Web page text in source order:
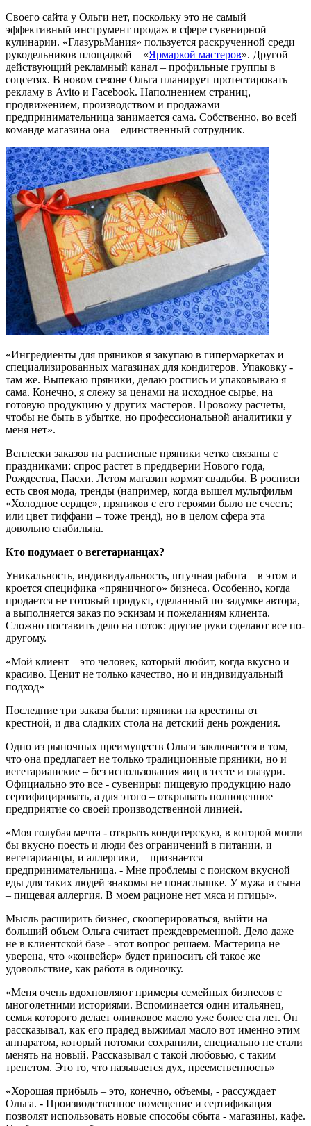
Своего сайта у Ольги нет, поскольку это не самый
эффективный инструмент продаж в сфере сувенирной
кулинарии. «ГлазурьМания» пользуется раскрученной среди
рукодельников площадкой – «Ярмаркой мастеров». Другой
действующий рекламный канал – профильные группы в
соцсетях. В новом сезоне Ольга планирует протестировать
рекламу в Avito и Facebook. Наполнением страниц,
продвижением, производством и продажами
предпринимательница занимается сама. Собственно, во всей
команде магазина она – единственный сотрудник.
«Ингредиенты для пряников я закупаю в гипермаркетах и
специализированных магазинах для кондитеров. Упаковку -
там же. Выпекаю пряники, делаю роспись и упаковываю я
сама. Конечно, я слежу за ценами на исходное сырье, на
готовую продукцию у других мастеров. Провожу расчеты,
чтобы не быть в убытке, но профессиональной аналитики у
меня нет».
Всплески заказов на расписные пряники четко связаны с
праздниками: спрос растет в преддверии Нового года,
Рождества, Пасхи. Летом магазин кормят свадьбы. В росписи
есть своя мода, тренды (например, когда вышел мультфильм
«Холодное сердце», пряников с его героями было не счесть;
или цвет тиффани – тоже тренд), но в целом сфера эта
довольно стабильна.
Кто подумает о вегетарианцах?
Уникальность, индивидуальность, штучная работа – в этом и
кроется специфика «пряничного» бизнеса. Особенно, когда
продается не готовый продукт, сделанный по задумке автора,
а выполняется заказ по эскизам и пожеланиям клиента.
Сложно поставить дело на поток: другие руки сделают все по-
другому.
«Мой клиент – это человек, который любит, когда вкусно и
красиво. Ценит не только качество, но и индивидуальный
подход»
Последние три заказа были: пряники на крестины от
крестной, и два сладких стола на детский день рождения.
Одно из рыночных преимуществ Ольги заключается в том,
что она предлагает не только традиционные пряники, но и
вегетарианские – без использования яиц в тесте и глазури.
Официально это все - сувениры: пищевую продукцию надо
сертифицировать, а для этого – открывать полноценное
предприятие со своей производственной линией.
«Моя голубая мечта - открыть кондитерскую, в которой могли
бы вкусно поесть и люди без ограничений в питании, и
вегетарианцы, и аллергики, – признается
предпринимательница. - Мне проблемы с поиском вкусной
еды для таких людей знакомы не понаслышке. У мужа и сына
– пищевая аллергия. В моем рационе нет мяса и птицы».
Мысль расширить бизнес, скооперироваться, выйти на
больший объем Ольга считает преждевременной. Дело даже
не в клиентской базе - этот вопрос решаем. Мастерица не
уверена, что «конвейер» будет приносить ей такое же
удовольствие, как работа в одиночку.
«Меня очень вдохновляют примеры семейных бизнесов с
многолетними историями. Вспоминается один итальянец,
семья которого делает оливковое масло уже более ста лет. Он
рассказывал, как его прадед выжимал масло вот именно этим
аппаратом, который потомки сохранили, специально не стали
менять на новый. Рассказывал с такой любовью, с таким
трепетом. Это то, что называется дух, преемственность»
«Хорошая прибыль – это, конечно, объемы, - рассуждает
Ольга. - Производственное помещение и сертификация
позволят использовать новые способы сбыта - магазины, кафе.